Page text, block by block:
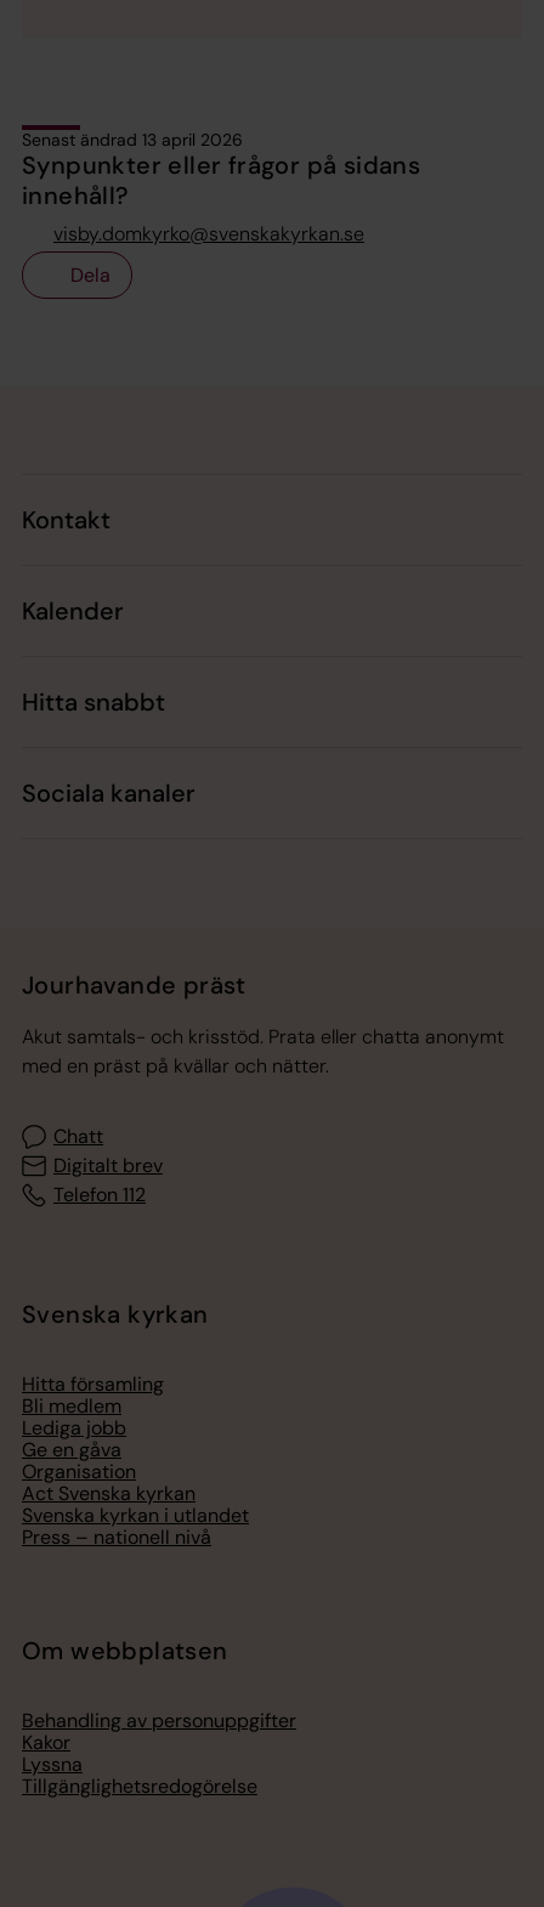
Senast ändrad 13 april 2026
Synpunkter eller frågor på sidans
innehåll?
visby.domkyrko@svenskakyrkan.se
Dela
Kontakt
Kalender
Hitta snabbt
Sociala kanaler
Jourhavande präst
Akut samtals- och krisstöd. Prata eller chatta anonymt
med en präst på kvällar och nätter.
Chatt
Digitalt brev
Telefon 112
Svenska kyrkan
Hitta församling
Bli medlem
Lediga jobb
Ge en gåva
Organisation
Act Svenska kyrkan
Svenska kyrkan i utlandet
Press – nationell nivå
Om webbplatsen
Behandling av personuppgifter
Kakor
Lyssna
Tillgänglighetsredogörelse